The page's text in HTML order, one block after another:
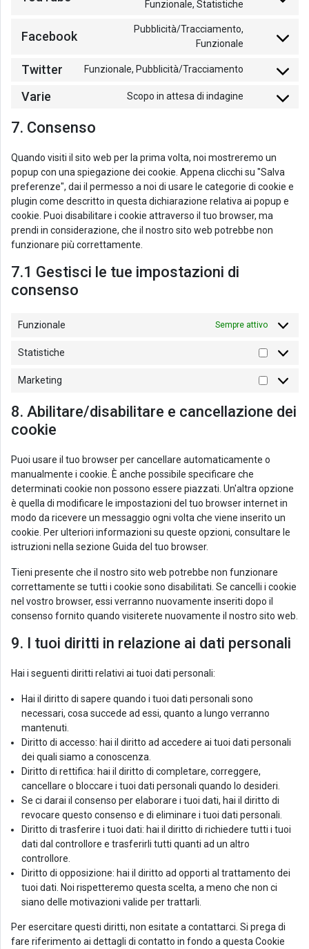
Funzionale, Statistiche
Facebook
Pubblicità/Tracciamento,
Funzionale
Twitter Funzionale, Pubblicità/Tracciamento
Varie Scopo in attesa di indagine
7. Consenso
Quando visiti il sito web per la prima volta, noi mostreremo un
popup con una spiegazione dei cookie. Appena clicchi su "Salva
preferenze", dai il permesso a noi di usare le categorie di cookie e
plugin come descritto in questa dichiarazione relativa ai popup e
cookie. Puoi disabilitare i cookie attraverso il tuo browser, ma
prendi in considerazione, che il nostro sito web potrebbe non
funzionare più correttamente.
7.1 Gestisci le tue impostazioni di
consenso
Funzionale Sempre attivo
Statistiche
Marketing
8. Abilitare/disabilitare e cancellazione dei
cookie
Puoi usare il tuo browser per cancellare automaticamente o
manualmente i cookie. È anche possibile specificare che
determinati cookie non possono essere piazzati. Un'altra opzione
è quella di modificare le impostazioni del tuo browser internet in
modo da ricevere un messaggio ogni volta che viene inserito un
cookie. Per ulteriori informazioni su queste opzioni, consultare le
istruzioni nella sezione Guida del tuo browser.
Tieni presente che il nostro sito web potrebbe non funzionare
correttamente se tutti i cookie sono disabilitati. Se cancelli i cookie
nel vostro browser, essi verranno nuovamente inseriti dopo il
consenso fornito quando visiterete nuovamente il nostro sito web.
9. I tuoi diritti in relazione ai dati personali
Hai i seguenti diritti relativi ai tuoi dati personali:
Hai il diritto di sapere quando i tuoi dati personali sono
necessari, cosa succede ad essi, quanto a lungo verranno
mantenuti.
Diritto di accesso: hai il diritto ad accedere ai tuoi dati personali
dei quali siamo a conoscenza.
Diritto di rettifica: hai il diritto di completare, correggere,
cancellare o bloccare i tuoi dati personali quando lo desideri.
Se ci darai il consenso per elaborare i tuoi dati, hai il diritto di
revocare questo consenso e di eliminare i tuoi dati personali.
Diritto di trasferire i tuoi dati: hai il diritto di richiedere tutti i tuoi
dati dal controllore e trasferirli tutti quanti ad un altro
controllore.
Diritto di opposizione: hai il diritto ad opporti al trattamento dei
tuoi dati. Noi rispetteremo questa scelta, a meno che non ci
siano delle motivazioni valide per trattarli.
Per esercitare questi diritti, non esitate a contattarci. Si prega di
fare riferimento ai dettagli di contatto in fondo a questa Cookie